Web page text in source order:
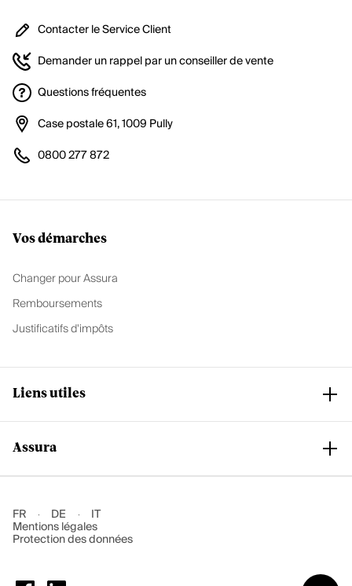
Contacter le Service Client
Demander un rappel par un conseiller de vente
Questions fréquentes
Case postale 61, 1009 Pully
0800 277 872
Vos démarches
Changer pour Assura
Remboursements
Justificatifs d'impôts
Liens utiles
Nos assurances de base
Nos assurances complémentaires
Assura
Notre groupe
Rejoindre Assura
FR DE IT
Mentions légales
Protection des données